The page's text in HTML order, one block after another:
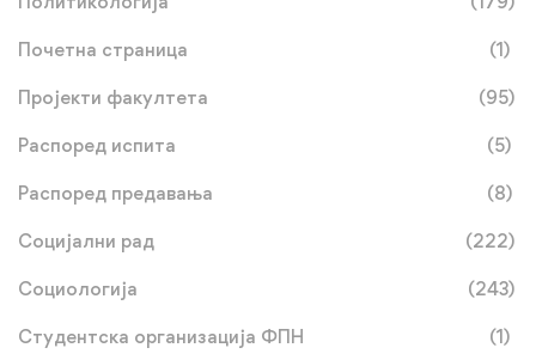
Почетна страница (1)
Пројекти факултета (95)
Распоред испита (5)
Распоред предавања (8)
Социјални рад (222)
Социологија (243)
Студентска организација ФПН (1)